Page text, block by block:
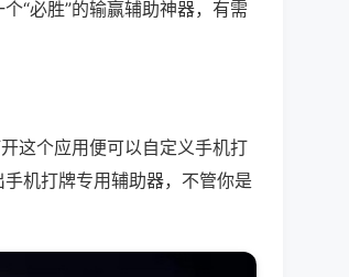
“必胜”的输赢辅助神器，有需
这个应用便可以自定义手机打
机打牌专用辅助器，不管你是